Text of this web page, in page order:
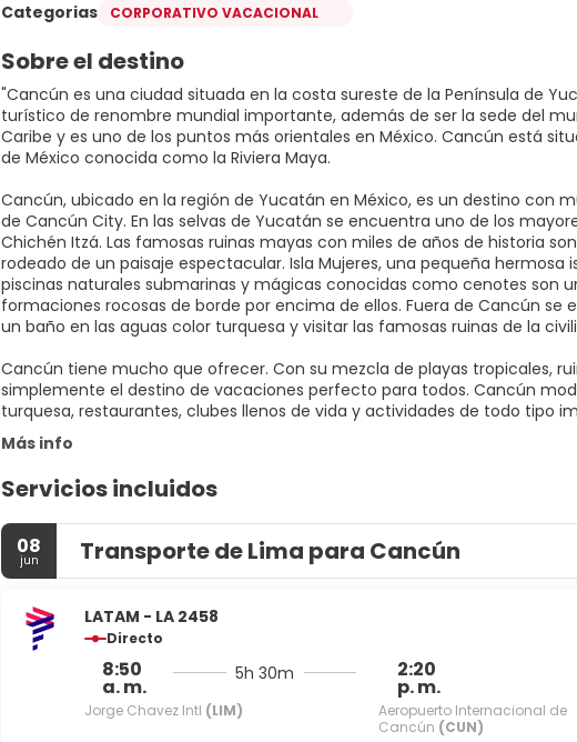
Categorias CORPORATIVO VACACIONAL
Sobre el destino
"Cancún es una ciudad situada en la costa sureste de la Península de
turístico de renombre mundial importante, además de ser la sede del
Caribe y es uno de los puntos más orientales en México. Cancún está
de México conocida como la Riviera Maya.
Cancún, ubicado en la región de Yucatán en México, es un destino con
de Cancún City. En las selvas de Yucatán se encuentra uno de los
Chichén Itzá. Las famosas ruinas mayas con miles de años de historia
rodeado de un paisaje espectacular. Isla Mujeres, una pequeña
piscinas naturales submarinas y mágicas conocidas como cenotes son
formaciones rocosas de borde por encima de ellos. Fuera de Cancún
un baño en las aguas color turquesa y visitar las famosas ruinas de la
Cancún tiene mucho que ofrecer. Con su mezcla de playas tropicales,
simplemente el destino de vacaciones perfecto para todos. Cancún
Más info
Servicios incluidos
08
jun Transporte de Lima para Cancún
LATAM - LA 2458
Directo
8:50
a. m.
Jorge Chavez Intl (LIM)
5h 30m 2:20
p. m.
Aeropuerto Internacional de
Cancún (CUN)